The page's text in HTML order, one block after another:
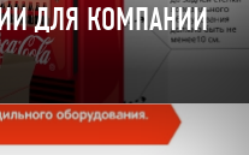
ДЛЯ КОМПАНИИ